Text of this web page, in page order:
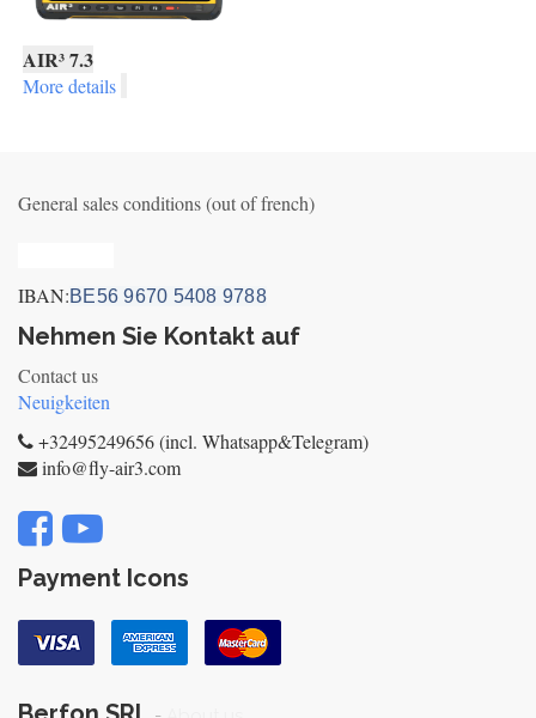
AIR³ 7.3
More details
General sales conditions (out of french)
IBAN:BE56 9670 5408 9788
Nehmen Sie Kontakt auf
Contact us
Neuigkeiten
+32495249656 (incl. Whatsapp&Telegram)
info@fly-air3.com
Payment Icons